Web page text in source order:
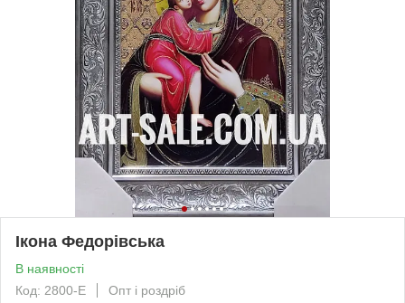
Ікона Федорівська
В наявності
Код: 2800-E
Опт і роздріб